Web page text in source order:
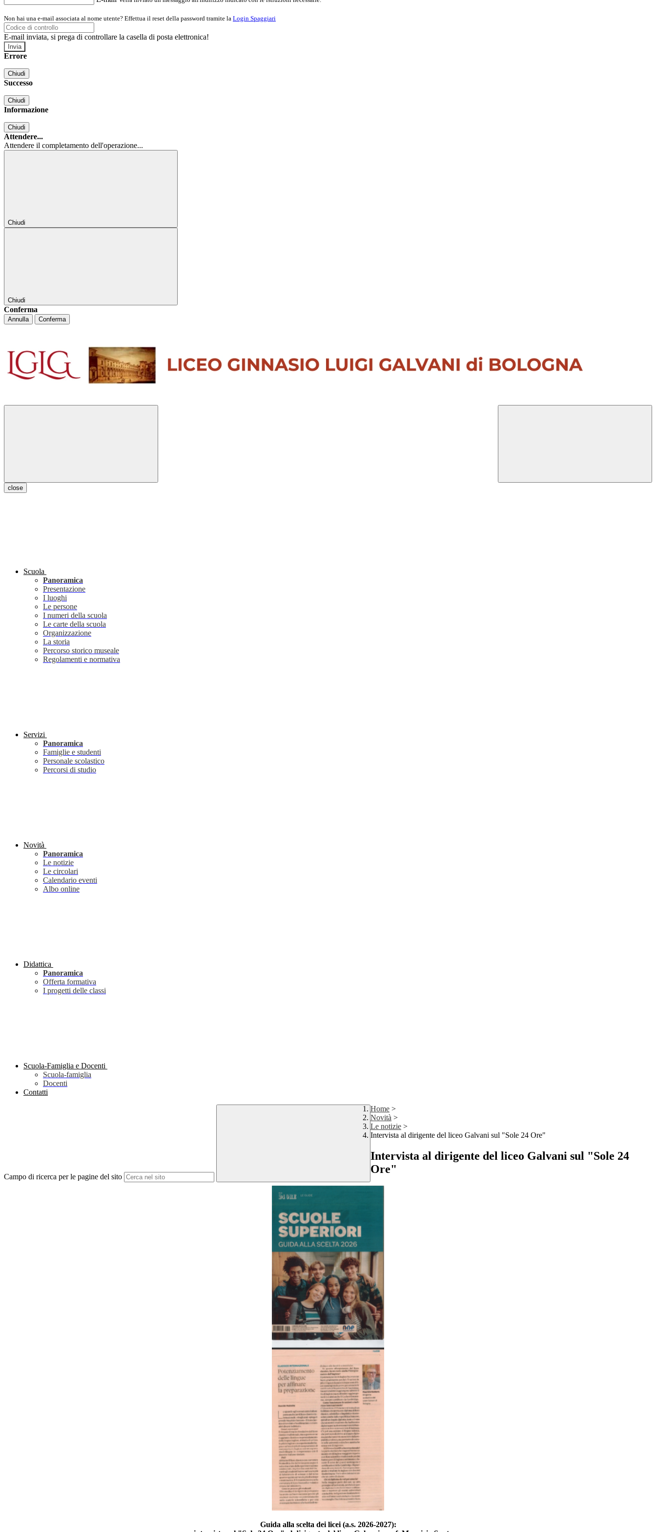
Non hai una e-mail associata al nome utente? Effettua il reset della password tramite la Login Spaggiari
E-mail inviata, si prega di controllare la casella di posta elettronica!
Errore
Chiudi
Successo
Chiudi
Informazione
Chiudi
Attendere...
Attendere il completamento dell'operazione...
Chiudi
Chiudi
Conferma
Annulla Conferma
close
Scuola
Panoramica
Presentazione
I luoghi
Le persone
I numeri della scuola
Le carte della scuola
Organizzazione
La storia
Percorso storico museale
Regolamenti e normativa
Servizi
Panoramica
Famiglie e studenti
Personale scolastico
Percorsi di studio
Novità
Panoramica
Le notizie
Le circolari
Calendario eventi
Albo online
Didattica
Panoramica
Offerta formativa
I progetti delle classi
Scuola-Famiglia e Docenti
Scuola-famiglia
Docenti
Contatti
Campo di ricerca per le pagine del sito
Home >
Novità >
Le notizie >
Intervista al dirigente del liceo Galvani sul "Sole 24 Ore"
Intervista al dirigente del liceo Galvani sul "Sole 24
Ore"
Guida alla scelta dei licei (a.s. 2026-2027):